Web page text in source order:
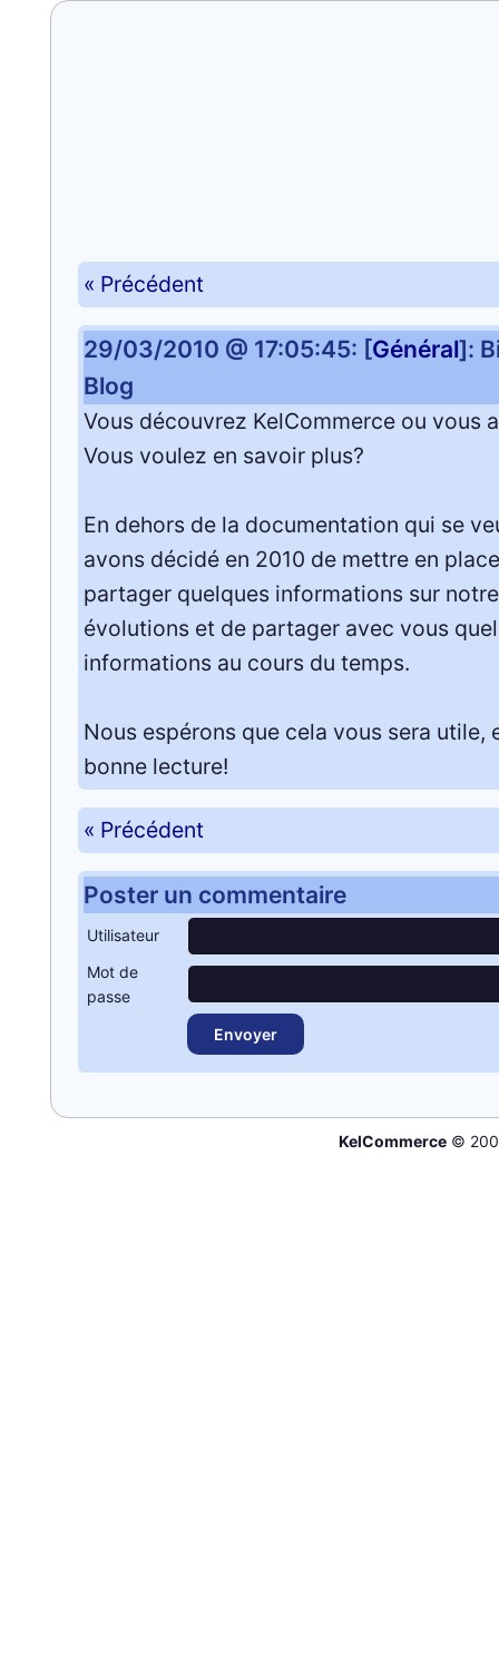
« Précédent
29/03/2010 @ 17:05:45: [Général]:
Blog
Vous découvrez KelCommerce ou vous
Vous voulez en savoir plus?
En dehors de la documentation qui se
avons décidé en 2010 de mettre en
partager quelques informations sur
évolutions et de partager avec vous
informations au cours du temps.
Nous espérons que cela vous sera utile,
bonne lecture!
« Précédent
Poster un commentaire
Utilisateur
Mot de
passe
KelCommerce©